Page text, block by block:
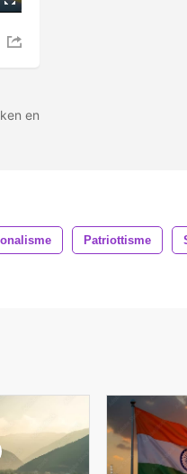
en
Patriottisme